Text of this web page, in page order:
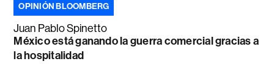
OPINIÓN BLOOMBERG
Juan Pablo Spinetto
México está ganando la guerra comercial gracias a
la hospitalidad